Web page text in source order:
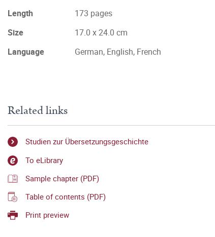
Length
173 pages
Size
17.0 x 24.0 cm
Language
German, English, French
Related links
Studien zur Übersetzungsgeschichte
To eLibrary
Sample chapter (PDF)
Table of contents (PDF)
Print preview